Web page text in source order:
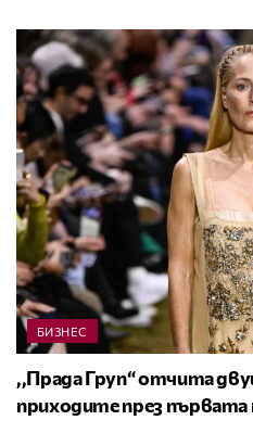
БИЗНЕС
,,Прада Груп“ отчита
приходите през първата